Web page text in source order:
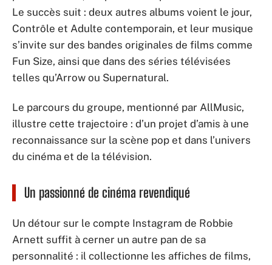
Le succès suit : deux autres albums voient le jour,
Contrôle et Adulte contemporain, et leur musique
s’invite sur des bandes originales de films comme
Fun Size, ainsi que dans des séries télévisées
telles qu’Arrow ou Supernatural.
Le parcours du groupe, mentionné par AllMusic,
illustre cette trajectoire : d’un projet d’amis à une
reconnaissance sur la scène pop et dans l’univers
du cinéma et de la télévision.
Un passionné de cinéma revendiqué
Un détour sur le compte Instagram de Robbie
Arnett suffit à cerner un autre pan de sa
personnalité : il collectionne les affiches de films,